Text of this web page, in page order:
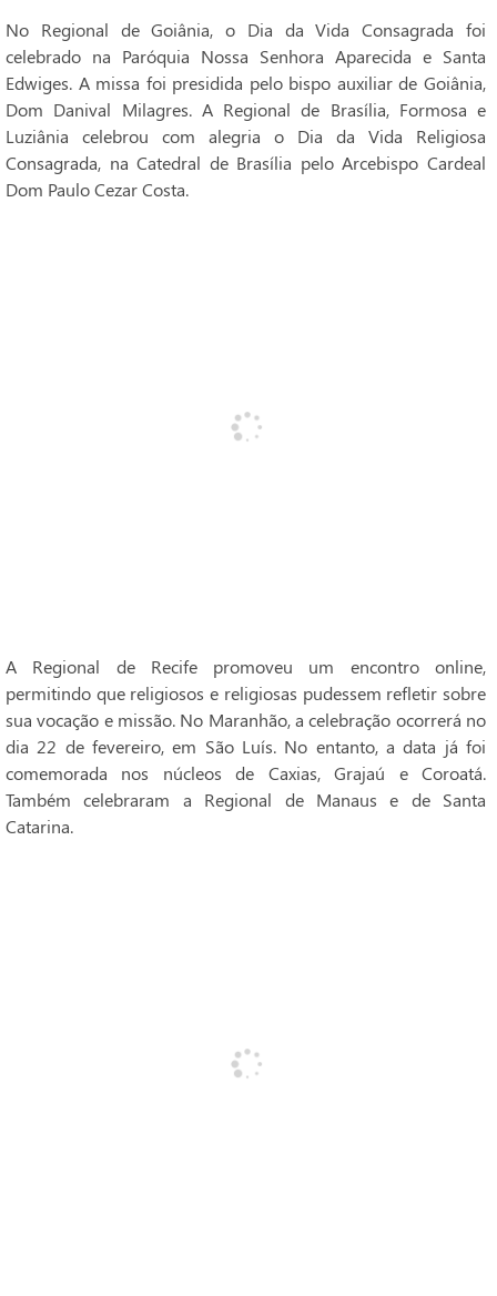
No Regional de Goiânia, o Dia da Vida Consagrada foi
celebrado na Paróquia Nossa Senhora Aparecida e Santa
Edwiges. A missa foi presidida pelo bispo auxiliar de Goiânia,
Dom Danival Milagres. A Regional de Brasília, Formosa e
Luziânia celebrou com alegria o Dia da Vida Religiosa
Consagrada, na Catedral de Brasília pelo Arcebispo Cardeal
Dom Paulo Cezar Costa.
A Regional de Recife promoveu um encontro online,
permitindo que religiosos e religiosas pudessem refletir sobre
sua vocação e missão. No Maranhão, a celebração ocorrerá no
dia 22 de fevereiro, em São Luís. No entanto, a data já foi
comemorada nos núcleos de Caxias, Grajaú e Coroatá.
Também celebraram a Regional de Manaus e de Santa
Catarina.